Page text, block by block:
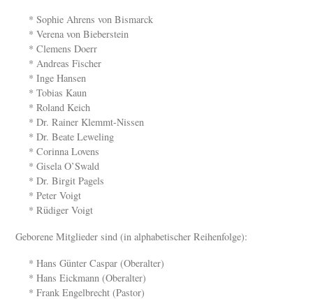
* Sophie Ahrens von Bismarck
* Verena von Bieberstein
* Clemens Doerr
* Andreas Fischer
* Inge Hansen
* Tobias Kaun
* Roland Keich
* Dr. Rainer Klemmt-Nissen
* Dr. Beate Leweling
* Corinna Lovens
* Gisela O’Swald
* Dr. Birgit Pagels
* Peter Voigt
* Rüdiger Voigt
Geborene Mitglieder sind (in alphabetischer Reihenfolge):
* Hans Günter Caspar (Oberalter)
* Hans Eickmann (Oberalter)
* Frank Engelbrecht (Pastor)